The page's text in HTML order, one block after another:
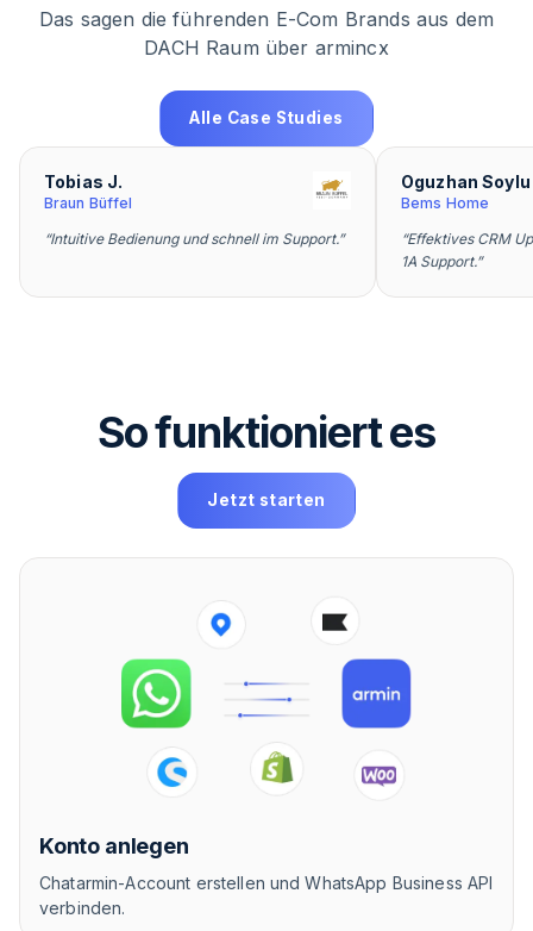
Das sagen die führenden E-Com Brands aus dem
DACH Raum über armincx
Alle Case Studies
Tobias J.
Braun Büffel
“Intuitive Bedienung und schnell im Support.”
Oguzhan Soylu
Bems Home
“Effektives CRM
1A Support.”
So funktioniert es
Jetzt starten
Konto anlegen
Chatarmin-Account erstellen und WhatsApp Business API
verbinden.